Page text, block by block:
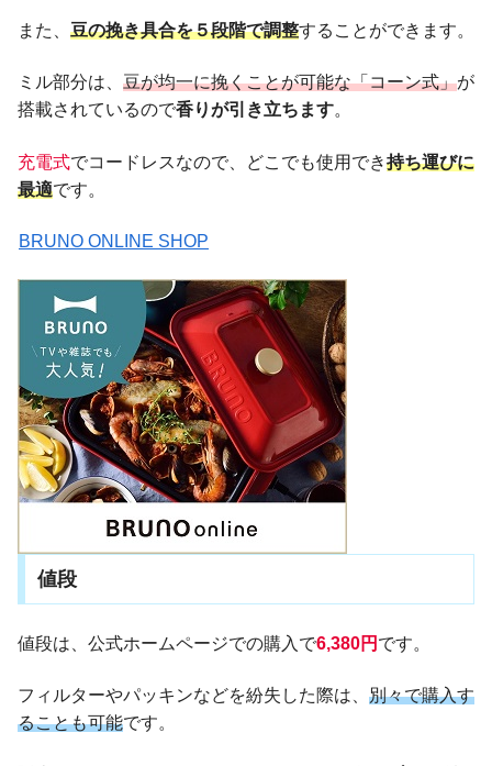
また、 豆の挽き具合を５段階で調整することができます。
ミル部分は、 豆が均一に挽くことが可能な「コーン式」が
搭載されているので香りが引き立ちます。
充電式でコードレスなので、どこでも使用でき持ち運びに
最適です。
BRUNO ONLINE SHOP
値段
値段は、公式ホームページでの購入で6,380円 です。
フィルターやパッキンなどを紛失した際は、 別々で購入す
ることも可能です。